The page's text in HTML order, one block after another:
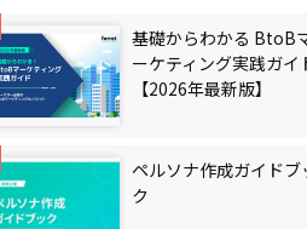
基礎からわかる BtoB
ーケティング実践ガイ
【2026年最新版】
ペルソナ作成ガイドブ
ク